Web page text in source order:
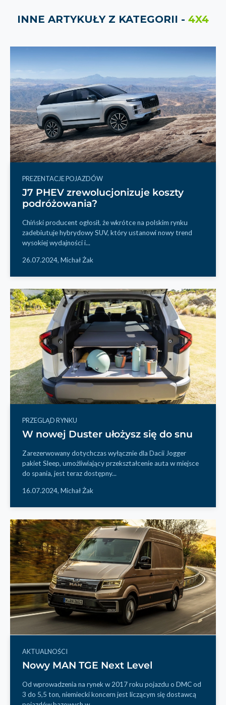
INNE ARTYKUŁY Z KATEGORII - 4X4
PREZENTACJE POJAZDÓW
J7 PHEV zrewolucjonizuje koszty
podróżowania?
Chiński producent ogłosił, że wkrótce na polskim rynku
zadebiutuje hybrydowy SUV, który ustanowi nowy trend
wysokiej wydajności i...
26.07.2024, Michał Żak
PRZEGLĄD RYNKU
W nowej Duster ułożysz się do snu
Zarezerwowany dotychczas wyłącznie dla Dacii Jogger
pakiet Sleep, umożliwiający przekształcenie auta w miejsce
do spania, jest teraz dostępny...
16.07.2024, Michał Żak
AKTUALNOŚCI
Nowy MAN TGE Next Level
Od wprowadzenia na rynek w 2017 roku pojazdu o DMC od
3 do 5,5 ton, niemiecki koncern jest liczącym się dostawcą